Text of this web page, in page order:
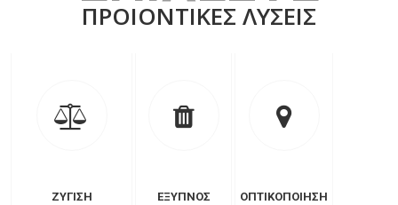
ΠΡΟΙΟΝΤΙΚΕΣ ΛΥΣΕΙΣ
ΖΥΓΙΣΗ
ΕΞΥΠΝΟΣ
ΟΠΤΙΚΟΠΟΙΗΣΗ